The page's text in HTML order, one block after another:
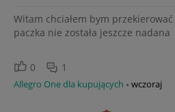
Witam chciałem bym
paczka nie została jeszcze nadana
0 1
Allegro One dla kupujących wczoraj